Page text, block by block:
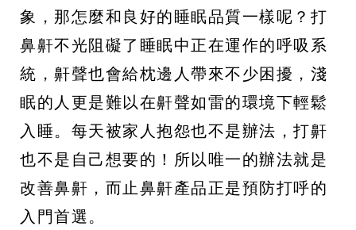
象，那怎麼和良好的睡眠品質一樣呢？打
鼻鼾不光阻礙了睡眠中正在運作的呼吸系
統，鼾聲也會給枕邊人帶來不少困擾，淺
眠的人更是難以在鼾聲如雷的環境下輕鬆
入睡。每天被家人抱怨也不是辦法，打鼾
也不是自己想要的！所以唯一的辦法就是
改善鼻鼾，而止鼻鼾產品正是預防打呼的
入門首選。